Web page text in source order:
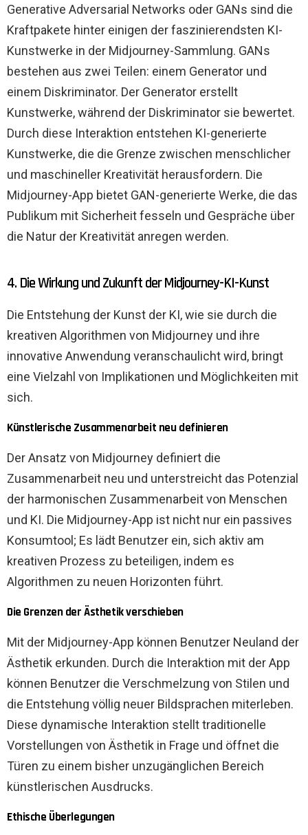
Generative Adversarial Networks oder GANs sind die
Kraftpakete hinter einigen der faszinierendsten KI-
Kunstwerke in der Midjourney-Sammlung. GANs
bestehen aus zwei Teilen: einem Generator und
einem Diskriminator. Der Generator erstellt
Kunstwerke, während der Diskriminator sie bewertet.
Durch diese Interaktion entstehen KI-generierte
Kunstwerke, die die Grenze zwischen menschlicher
und maschineller Kreativität herausfordern. Die
Midjourney-App bietet GAN-generierte Werke, die das
Publikum mit Sicherheit fesseln und Gespräche über
die Natur der Kreativität anregen werden.
4. Die Wirkung und Zukunft der Midjourney-KI-Kunst
Die Entstehung der Kunst der KI, wie sie durch die
kreativen Algorithmen von Midjourney und ihre
innovative Anwendung veranschaulicht wird, bringt
eine Vielzahl von Implikationen und Möglichkeiten mit
sich.
Künstlerische Zusammenarbeit neu definieren
Der Ansatz von Midjourney definiert die
Zusammenarbeit neu und unterstreicht das Potenzial
der harmonischen Zusammenarbeit von Menschen
und KI. Die Midjourney-App ist nicht nur ein passives
Konsumtool; Es lädt Benutzer ein, sich aktiv am
kreativen Prozess zu beteiligen, indem es
Algorithmen zu neuen Horizonten führt.
Die Grenzen der Ästhetik verschieben
Mit der Midjourney-App können Benutzer Neuland der
Ästhetik erkunden. Durch die Interaktion mit der App
können Benutzer die Verschmelzung von Stilen und
die Entstehung völlig neuer Bildsprachen miterleben.
Diese dynamische Interaktion stellt traditionelle
Vorstellungen von Ästhetik in Frage und öffnet die
Türen zu einem bisher unzugänglichen Bereich
künstlerischen Ausdrucks.
Ethische Überlegungen